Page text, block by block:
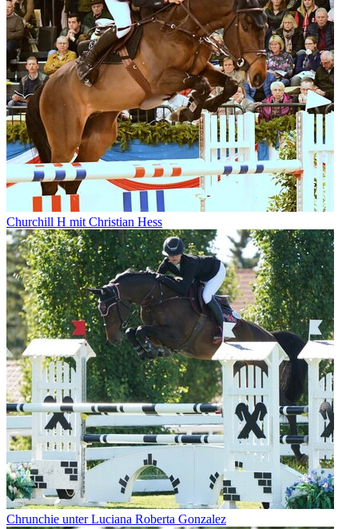
Churchill H mit Christian Hess
Chrunchie unter Luciana Roberta Gonzalez